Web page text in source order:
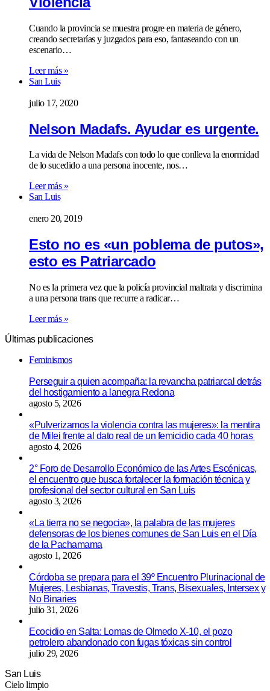
Cuando la provincia se muestra progre en materia de género,
creando secretarías y juzgados para eso, fantaseando con un
escenario…
Leer más »
San Luis
julio 17, 2020
Nelson Madafs. Ayudar es urgente.
La vida de Nelson Madafs con todo lo que conlleva la enormidad
de lo sucedido a una persona inocente, nos…
Leer más »
San Luis
enero 20, 2019
Esto no es «un poblema de putos»,
esto es Patriarcado
No es la primera vez que la policía provincial maltrata y discrimina
a una persona trans que recurre a radicar…
Leer más »
Últimas publicaciones
Feminismos
Perseguir a quien acompaña: la revancha patriarcal detrás
del hostigamiento a lanegra Redona
agosto 5, 2026
«Pulverizamos la violencia contra las mujeres»: la mentira
de Milei frente al dato real de un femicidio cada 40 horas
agosto 4, 2026
2° Foro de Desarrollo Económico de las Artes Escénicas,
el encuentro que busca fortalecer la formación técnica y
profesional del sector cultural en San Luis
agosto 3, 2026
«La tierra no se negocia», la palabra de las mujeres
defensoras de los bienes comunes de San Luis en el Día
de la Pachamama
agosto 1, 2026
Córdoba se prepara para el 39º Encuentro Plurinacional de
Mujeres, Lesbianas, Travestis, Trans, Bisexuales, Intersex y
No Binaries
julio 31, 2026
Ecocidio en Salta: Lomas de Olmedo X-10, el pozo
petrolero abandonado con fugas tóxicas sin control
julio 29, 2026
San Luis
Cielo limpio